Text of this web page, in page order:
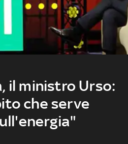
il ministro Urso:
che serve